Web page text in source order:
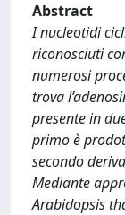
Abstract
I nucleotidi
riconosciuti
numerosi
trova
presente in
primo è
secondo
Mediante
Arabidopsis